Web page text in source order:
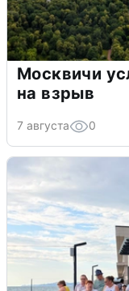
Москвичи
на взрыв
7 августа 0